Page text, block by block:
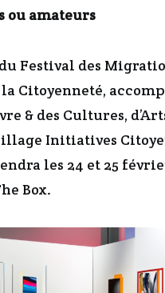
ou amateurs
Festival des
Citoyenneté,
& des Cultures,
Initiatives
les 24 et 25
Box.